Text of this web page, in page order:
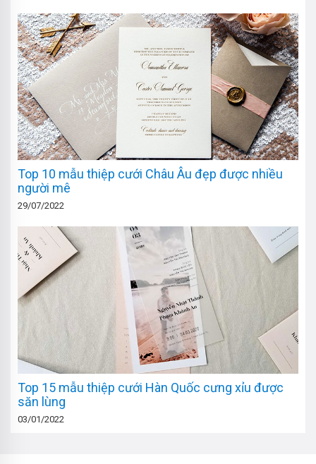
Top 10 mẫu thiệp cưới Châu Âu đẹp được nhiều
người mê
29/07/2022
Top 15 mẫu thiệp cưới Hàn Quốc cưng xỉu được
săn lùng
03/01/2022